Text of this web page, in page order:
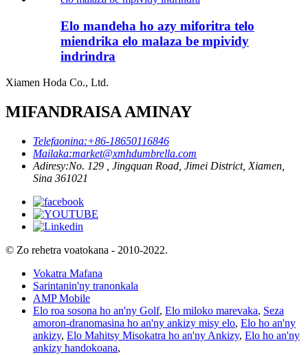
Elo mandeha ho azy miforitra telo
miendrika elo malaza be mpividy
indrindra
Xiamen Hoda Co., Ltd.
MIFANDRAISA AMINAY
Telefaonina:+86-18650116846
Mailaka:market@xmhdumbrella.com
Adiresy:No. 129 , Jingquan Road, Jimei District, Xiamen,
Sina 361021
© Zo rehetra voatokana - 2010-2022.
Vokatra Mafana
Sarintanin'ny tranonkala
AMP Mobile
Elo roa sosona ho an'ny Golf, Elo miloko marevaka, Seza
amoron-dranomasina ho an'ny ankizy misy elo, Elo ho an'ny
ankizy, Elo Mahitsy Misokatra ho an'ny Ankizy, Elo ho an'ny
ankizy handokoana,